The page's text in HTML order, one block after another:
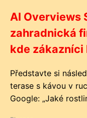
AI Overviews
zahradnická
kde
Představte si
terase s kávou v
Google: „Jaké